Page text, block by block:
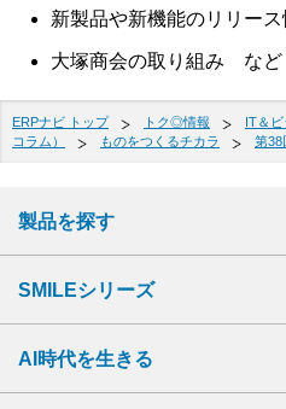
新製品や新機能のリリース
大塚商会の取り組み など
ERPナビ トップ トク◎情報 IT＆
コラム）
ものをつくるチカラ 第38
製品を探す
SMILEシリーズ
AI時代を生きる